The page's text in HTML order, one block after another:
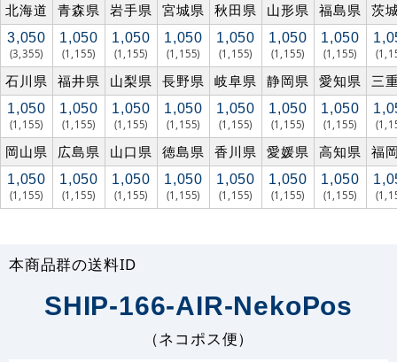
北海道
青森県 岩手県 宮城県 秋田県 山形県 福島県 茨
3,050
(3,355)
1,050
(1,155)
1,050
(1,155)
1,050
(1,155)
1,050
(1,155)
1,050
(1,155)
1,050
(1,155)
石川県 福井県 山梨県 長野県 岐阜県 静岡県 愛知県 三
1,050
(1,155)
1,050
(1,155)
1,050
(1,155)
1,050
(1,155)
1,050
(1,155)
1,050
(1,155)
1,050
(1,155)
岡山県 広島県 山口県 徳島県 香川県 愛媛県 高知県 福
1,050
(1,155)
1,050
(1,155)
1,050
(1,155)
1,050
(1,155)
1,050
(1,155)
1,050
(1,155)
1,050
(1,155)
本商品群の送料ID
SHIP-166-AIR-NekoPos
（ネコポス便）